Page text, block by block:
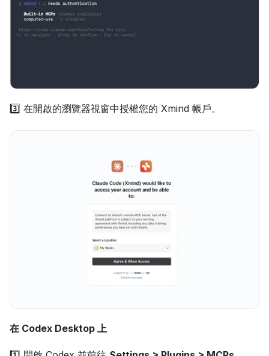
3️⃣ 在開啟的瀏覽器視窗中授權您的 Xmind 帳戶。
在 Codex Desktop 上